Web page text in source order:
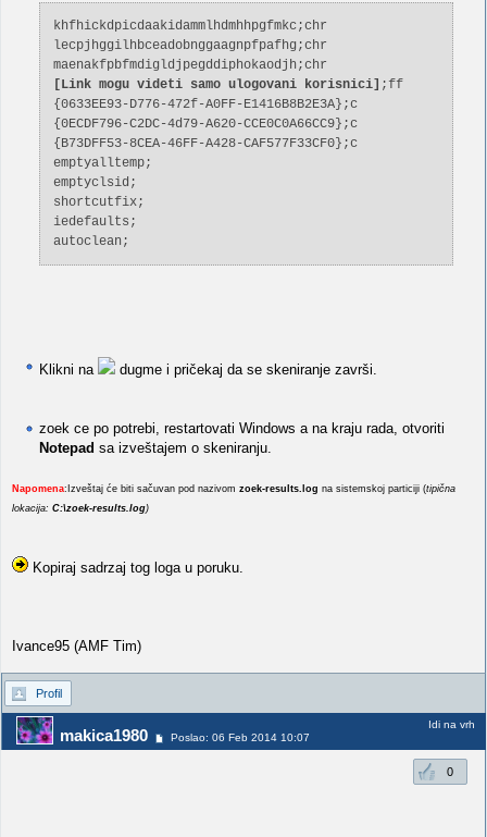
khfhickdpicdaakidammlhdmhhpgfmkc;chr
lecpjhggilhbceadobnggaagnpfpafhg;chr
maenakfpbfmdigldjpegddiphokaodjh;chr
[Link mogu videti samo ulogovani korisnici]
;ff
{0633EE93-D776-472f-A0FF-E1416B8B2E3A};c
{0ECDF796-C2DC-4d79-A620-CCE0C0A66CC9};c
{B73DFF53-8CEA-46FF-A428-CAF577F33CF0};c
emptyalltemp;
emptyclsid;
shortcutfix;
iedefaults;
autoclean;
Klikni na dugme i pričekaj da se skeniranje završi.
zoek ce po potrebi, restartovati Windows a na kraju rada, otvoriti
Notepad sa izveštajem o skeniranju.
Napomena:Izveštaj će biti sačuvan pod nazivom zoek-results.log na sistemskoj particiji (tipična
lokacija: C:\zoek-results.log)
Kopiraj sadrzaj tog loga u poruku.
Ivance95 (AMF Tim)
Profil
makica1980 Poslao: 06 Feb 2014 10:07
Idi na vrh
0